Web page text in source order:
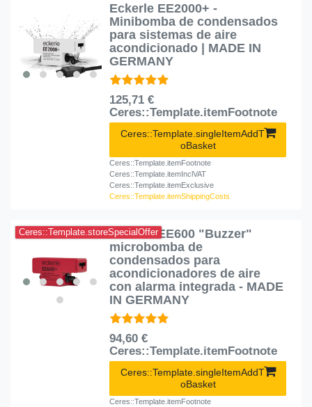
Eckerle EE2000+ -
Minibomba de condensados
para sistemas de aire
acondicionado | MADE IN
GERMANY
125,71 €
Ceres::Template.itemFootnote
Ceres::Template.singleItemAddT
oBasket
Ceres::Template.itemFootnote
Ceres::Template.itemInclVAT
Ceres::Template.itemExclusive
Ceres::Template.itemShippingCosts
Ceres::Template.storeSpecialOfferEckerle EE600 "Buzzer"
microbomba de
condensados para
acondicionadores de aire
con alarma integrada - MADE
IN GERMANY
94,60 €
Ceres::Template.itemFootnote
Ceres::Template.singleItemAddT
oBasket
Ceres::Template.itemFootnote